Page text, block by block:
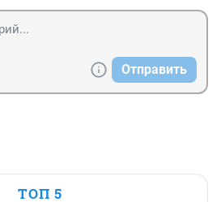
Отправить
ТОП 5